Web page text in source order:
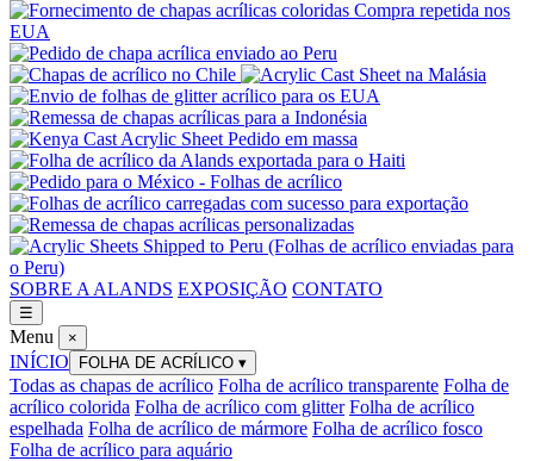
SOBRE A ALANDS EXPOSIÇÃO CONTATO
☰
Menu ×
INÍCIO FOLHA DE ACRÍLICO ▾
Todas as chapas de acrílico Folha de acrílico transparente Folha de
acrílico colorida Folha de acrílico com glitter Folha de acrílico
espelhada Folha de acrílico de mármore Folha de acrílico fosco
Folha de acrílico para aquário